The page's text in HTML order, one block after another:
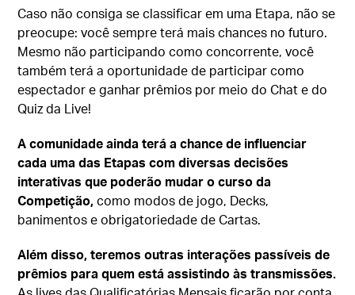
Caso não consiga se classificar em uma Etapa, não se
preocupe: você sempre terá mais chances no futuro.
Mesmo não participando como concorrente, você
também terá a oportunidade de participar como
espectador e ganhar prêmios por meio do Chat e do
Quiz da Live!
A comunidade ainda terá a chance de influenciar
cada uma das Etapas com diversas decisões
interativas que poderão mudar o curso da
Competição,como modos de jogo, Decks,
banimentos e obrigatoriedade de Cartas.
Além disso, teremos outras interações passíveis de
prêmios para quem está assistindo às transmissões.